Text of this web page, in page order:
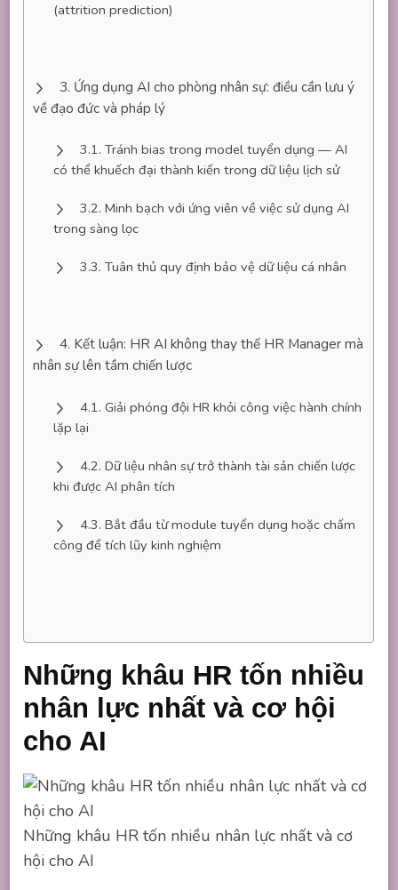
(attrition prediction)
Ứng dụng AI cho phòng nhân sự: điều cần lưu ý
về đạo đức và pháp lý
Tránh bias trong model tuyển dụng — AI
có thể khuếch đại thành kiến trong dữ liệu lịch sử
Minh bạch với ứng viên về việc sử dụng AI
trong sàng lọc
Tuân thủ quy định bảo vệ dữ liệu cá nhân
Kết luận: HR AI không thay thế HR Manager mà
nhân sự lên tầm chiến lược
Giải phóng đội HR khỏi công việc hành chính
lặp lại
Dữ liệu nhân sự trở thành tài sản chiến lược
khi được AI phân tích
Bắt đầu từ module tuyển dụng hoặc chấm
công để tích lũy kinh nghiệm
Những khâu HR tốn nhiều
nhân lực nhất và cơ hội
cho AI
Những khâu HR tốn nhiều nhân lực nhất và cơ
hội cho AI